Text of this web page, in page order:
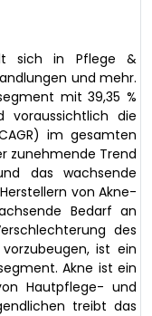
sich in Pflege &
und mehr.
mit 39,35 %
voraussichtlich die
im gesamten
zunehmende Trend
das wachsende
von Akne-
Bedarf an
des
ist ein
Akne ist ein
Hautpflege- und
treibt das